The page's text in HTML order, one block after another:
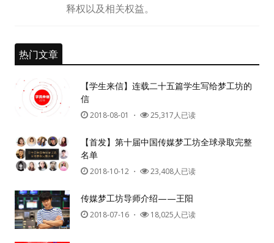
释权以及相关权益。
热门文章
【学生来信】连载二十五篇学生写给梦工坊的
信
2018-08-01 ・ 25,317人已读
【首发】第十届中国传媒梦工坊全球录取完整
名单
2018-10-12 ・ 23,408人已读
传媒梦工坊导师介绍——王阳
2018-07-16 ・ 18,025人已读